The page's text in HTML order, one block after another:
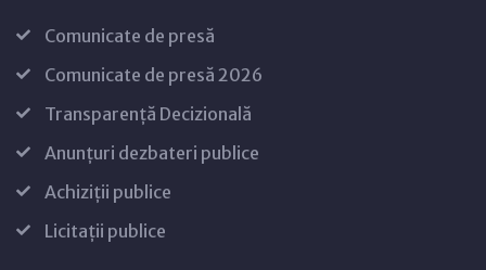
Comunicate de presă
Comunicate de presă 2026
Transparență Decizională
Anunțuri dezbateri publice
Achiziții publice
Licitații publice